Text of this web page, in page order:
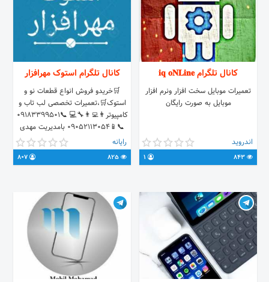
کانال تلگرام 𝐢𝐪 𝐨𝐍𝐋𝐢𝐧𝐞
تعمیرات موبایل سخت افزار ونرم افزار
موبایل به صورت رایگان
اندروید
کانال تلگرام استوک مهرافزار
🛒خریدو فروش انواع قطعات نو و
استوک🛒،تعمیرات تخصصی لب تاب و
کامپیوتر👨‍💻👨‍🔧💻 📞09183399501
📞📱09052113054 بامدیریت مهدی
پور.کرمانشاه_پاساژمیرداماد_طبقه بالای
همکف_ واحد90 ساعت کاری جهت
مراجعه به فروشگاه همه روزه ۹تا۱۳ ۱۶‌تا
رایانه